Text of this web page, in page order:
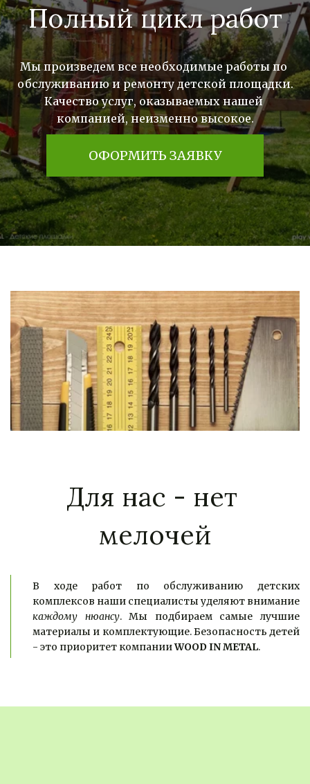
Полный цикл работ
Мы произведем все необходимые работы по
обслуживанию и ремонту детской площадки.
Качество услуг, оказываемых нашей
компанией, неизменно высокое.
ОФОРМИТЬ ЗАЯВКУ
Для нас - нет
мелочей
В ходе работ по обслуживанию детских
комплексов наши специалисты уделяют внимание
каждому нюансу. Мы подбираем самые лучшие
материалы и комплектующие. Безопасность детей
- это приоритет компанииWOOD IN METAL.